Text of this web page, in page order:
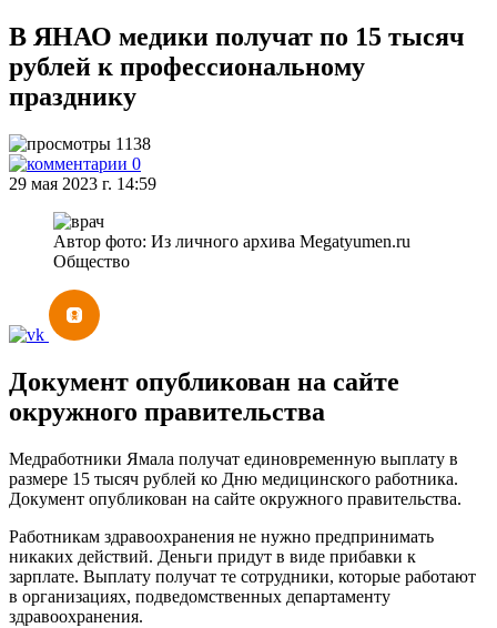
В ЯНАО медики получат по 15 тысяч
рублей к профессиональному
празднику
1138
0
29 мая 2023 г. 14:59
Автор фото: Из личного архива Megatyumen.ru
Общество
Документ опубликован на сайте
окружного правительства
Медработники Ямала получат единовременную выплату в
размере 15 тысяч рублей ко Дню медицинского работника.
Документ опубликован на сайте окружного правительства.
Работникам здравоохранения не нужно предпринимать
никаких действий. Деньги придут в виде прибавки к
зарплате. Выплату получат те сотрудники, которые работают
в организациях, подведомственных департаменту
здравоохранения.